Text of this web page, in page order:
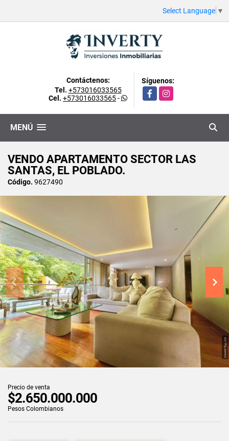
Select Language ▼
Contáctenos:
Tel. +573016033565
Cel. +573016033565-
Síguenos:
FacebookInstagram
MENÚ
VENDO APARTAMENTO SECTOR LAS
SANTAS, EL POBLADO.
Código. 9627490
Precio de venta
$2.650.000.000
Pesos Colombianos